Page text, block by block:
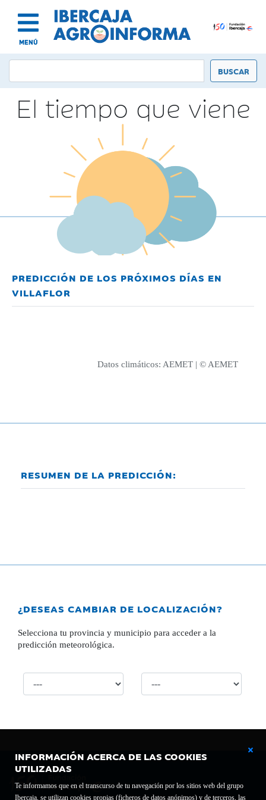
MENÚ
INFORMACIÓN ACERCA DE LAS COOKIES
UTILIZADAS
Te informamos que en el transcurso de tu navegación por los sitios web del grupo
Ibercaja, se utilizan cookies propias (ficheros de datos anónimos) y de terceros, las
El tiempo que viene
PREDICCIÓN DE LOS PRÓXIMOS DÍAS EN
VILLAFLOR
Datos climáticos: AEMET | © AEMET
RESUMEN DE LA PREDICCIÓN:
¿DESEAS CAMBIAR DE LOCALIZACIÓN?
Selecciona tu provincia y municipio para acceder a la
predicción meteorológica.